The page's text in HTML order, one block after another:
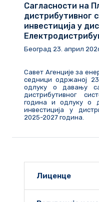
Сагласности на
дистрибутивног
инвестиција у
Београд 23 април 202
Савет Агенције за
седници одржаној
одлуку о давању
дистрибутивног
година и одлуку о
инвестиција у
2025-2027 година.
Лиценце